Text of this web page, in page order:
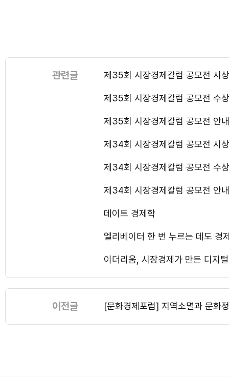
관련글 제35회 시장경제칼럼 공모전 시
제35회 시장경제칼럼 공모전 수
제35회 시장경제칼럼 공모전 안내
제34회 시장경제칼럼 공모전 시
제34회 시장경제칼럼 공모전 수
제34회 시장경제칼럼 공모전 안내
데이트 경제학
엘리베이터 한 번 누르는 데도 경
이더리움, 시장경제가 만든 디지
이전글 [문화경제포럼] 지역소멸과 문화